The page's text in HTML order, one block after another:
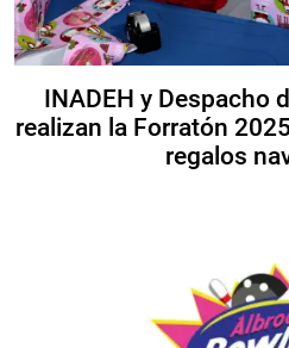
INADEH y Despacho
realizan la Forratón
regalos